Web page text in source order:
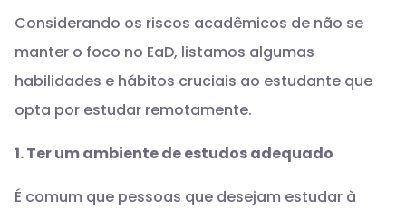
Considerando os riscos acadêmicos de não se
manter o foco no EaD, listamos algumas
habilidades e hábitos cruciais ao estudante que
opta por estudar remotamente.
1. Ter um ambiente de estudos adequado
É comum que pessoas que desejam estudar à